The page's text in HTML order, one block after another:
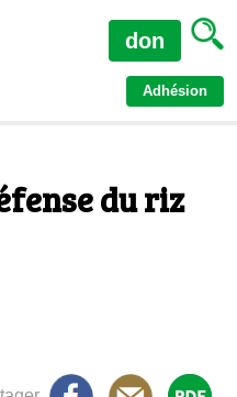
Adhésion
don
du riz